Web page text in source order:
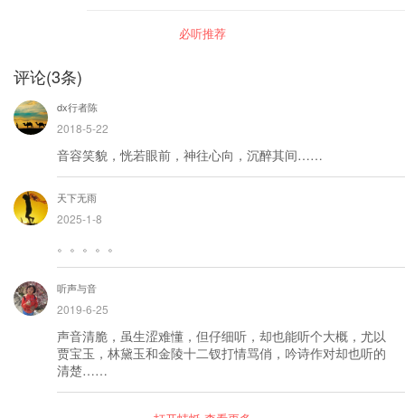
必听推荐
评论(3条)
dx行者陈
2018-5-22
音容笑貌，恍若眼前，神往心向，沉醉其间……
天下无雨
2025-1-8
。。。。。
听声与音
2019-6-25
声音清脆，虽生涩难懂，但仔细听，却也能听个大概，尤以
贾宝玉，林黛玉和金陵十二钗打情骂俏，吟诗作对却也听的
清楚……